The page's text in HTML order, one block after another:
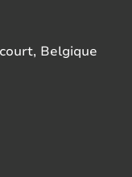
Belgique